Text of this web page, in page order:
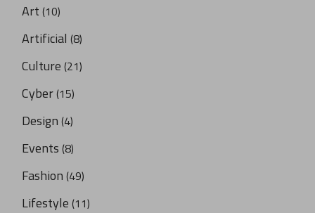
Art (10)
Artificial (8)
Culture (21)
Cyber(15)
Design (4)
Events (8)
Fashion (49)
Lifestyle (11)